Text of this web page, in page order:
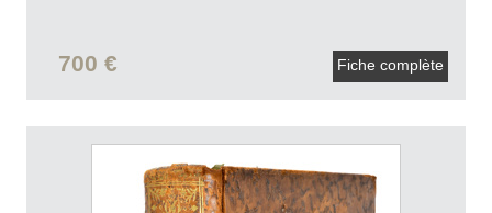
700 € Fiche complète